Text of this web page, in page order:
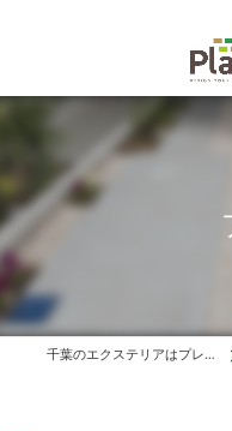
千葉のエクステリアはプレイスデザイン株式会社